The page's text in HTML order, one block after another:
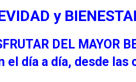
y
DEL MAYOR
día a día, desde las